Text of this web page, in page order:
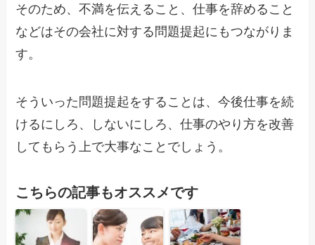
そのため、不満を伝えること、仕事を辞めること
などはその会社に対する問題提起にもつながりま
す。
そういった問題提起をすることは、今後仕事を続
けるにしろ、しないにしろ、仕事のやり方を改善
してもらう上で大事なことでしょう。
こちらの記事もオススメです